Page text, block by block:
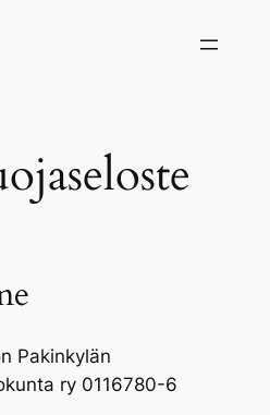
Pakinkylän
ry 0116780-6